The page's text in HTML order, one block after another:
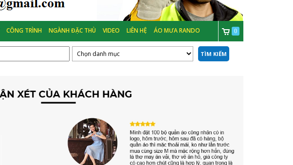
CÔNG TRÌNH NGÀNH ĐẶC THÙ VIDEO LIÊN HỆ ÁO MƯA RANDO 0
TÌM KIẾM